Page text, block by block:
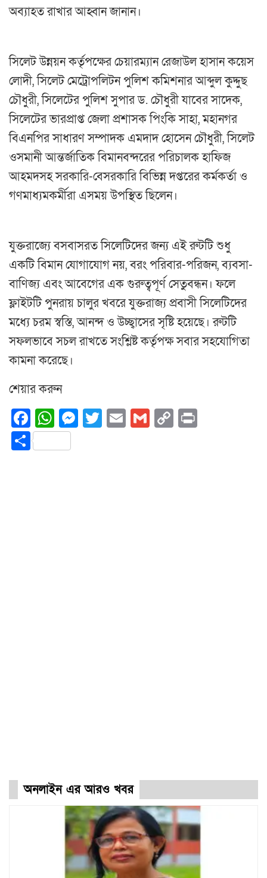
অব্যাহত রাখার আহ্বান জানান।
সিলেট উন্নয়ন কর্তৃপক্ষের চেয়ারম্যান রেজাউল হাসান কয়েস
লোদী, সিলেট মেট্রোপলিটন পুলিশ কমিশনার আব্দুল কুদ্দুছ
চৌধুরী, সিলেটের পুলিশ সুপার ড. চৌধুরী যাবের সাদেক,
সিলেটের ভারপ্রাপ্ত জেলা প্রশাসক পিংকি সাহা, মহানগর
বিএনপির সাধারণ সম্পাদক এমদাদ হোসেন চৌধুরী, সিলেট
ওসমানী আন্তর্জাতিক বিমানবন্দরের পরিচালক হাফিজ
আহমদসহ সরকারি-বেসরকারি বিভিন্ন দপ্তরের কর্মকর্তা ও
গণমাধ্যমকর্মীরা এসময় উপস্থিত ছিলেন।
যুক্তরাজ্যে বসবাসরত সিলেটিদের জন্য এই রুটটি শুধু
একটি বিমান যোগাযোগ নয়, বরং পরিবার-পরিজন, ব্যবসা-
বাণিজ্য এবং আবেগের এক গুরুত্বপূর্ণ সেতুবন্ধন। ফলে
ফ্লাইটটি পুনরায় চালুর খবরে যুক্তরাজ্য প্রবাসী সিলেটিদের
মধ্যে চরম স্বস্তি, আনন্দ ও উচ্ছ্বাসের সৃষ্টি হয়েছে। রুটটি
সফলভাবে সচল রাখতে সংশ্লিষ্ট কর্তৃপক্ষ সবার সহযোগিতা
কামনা করেছে।
শেয়ার করুন
Facebook
WhatsApp
Messenger
Twitter
EmailGmail
Copy
Share
অনলাইন এর আরও খবর